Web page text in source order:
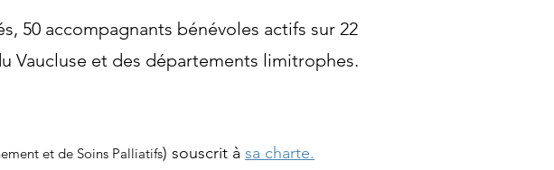
accompagnants bénévoles actifs sur 22
Vaucluse et des départements limitrophes.
et de Soins Palliatifs) souscrit à sa charte.